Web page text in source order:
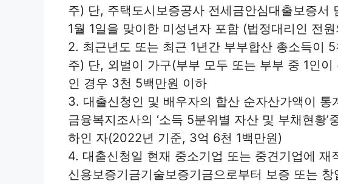
주) 단, 주택도시보증공사 전세금안심대출보증서
1월 1일을 맞이한 미성년자 포함 (법정대리인 전
2. 최근년도 또는 최근 1년간 부부합산 총소득이
주) 단, 외벌이 가구(부부 모두 또는 부부 중 1인
인 경우 3천 5백만원 이하
3. 대출신청인 및 배우자의 합산 순자산가액이 통
금융복지조사의 ‘소득 5분위별 자산 및 부채현황
하인 자(2022년 기준, 3억 6천 1백만원)
4. 대출신청일 현재 중소기업 또는 중견기업에 재
신용보증기금기술보증기금으로부터 보증 또는